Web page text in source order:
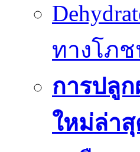
ทางโภ
การปลู
ใหม่ล่า